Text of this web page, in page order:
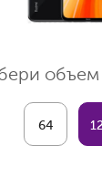
объем
64